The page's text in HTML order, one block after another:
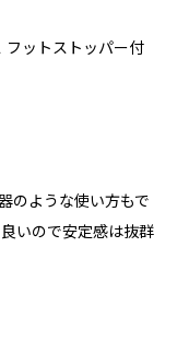
フットストッパー付
のような使い方もで
いので安定感は抜群